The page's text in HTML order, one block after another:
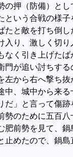
押（防備）と
という合戦の様
たと敵を打ち倒
入り、激しく切
なく引き上げた
が追い討ちする
左から右へ撃ち
中、城中から来
だ」と言って傷
勢のために五百
肥前勢を見て、
止めたので、鍋